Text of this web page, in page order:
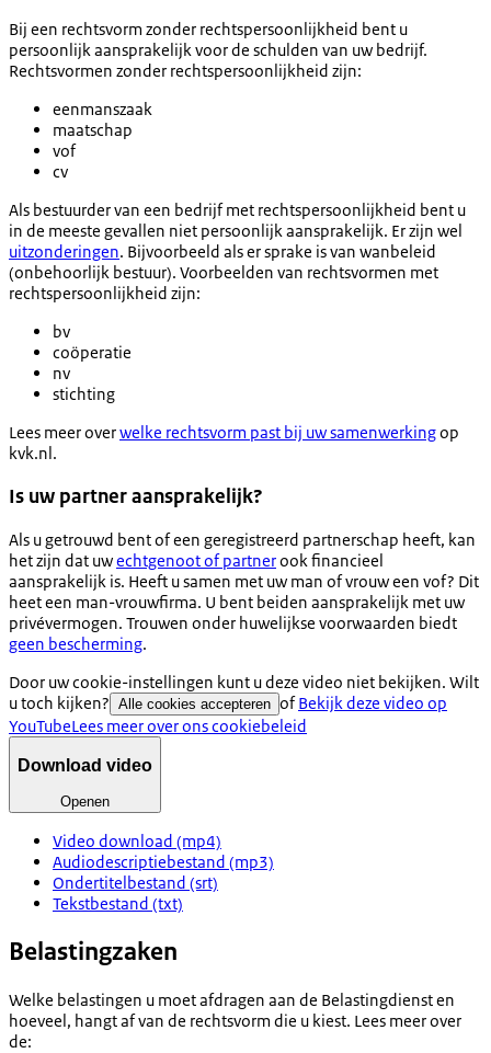
Bij een rechtsvorm zonder rechtspersoonlijkheid bent u
persoonlijk aansprakelijk voor de schulden van uw bedrijf.
Rechtsvormen zonder rechtspersoonlijkheid zijn:
eenmanszaak
maatschap
vof
cv
Als bestuurder van een bedrijf met rechtspersoonlijkheid bent u
in de meeste gevallen niet persoonlijk aansprakelijk. Er zijn wel
uitzonderingen. Bijvoorbeeld als er sprake is van wanbeleid
(onbehoorlijk bestuur). Voorbeelden van rechtsvormen met
rechtspersoonlijkheid zijn:
bv
coöperatie
nv
stichting
Lees meer overwelke rechtsvorm past bij uw samenwerkingop
kvk.nl.
Is uw partner aansprakelijk?
Als u getrouwd bent of een geregistreerd partnerschap heeft, kan
het zijn dat uwechtgenoot of partnerook financieel
aansprakelijk is. Heeft u samen met uw man of vrouw een vof? Dit
heet een man-vrouwfirma. U bent beiden aansprakelijk met uw
privévermogen. Trouwen onder huwelijkse voorwaarden biedt
geen bescherming.
Door uw cookie-instellingen kunt u deze video niet bekijken. Wilt
u toch kijken? Alle cookies accepteren of Bekijk deze video op
YouTubeLees meer over ons cookiebeleid
Download video
Openen
Video download (mp4)
Audiodescriptiebestand (mp3)
Ondertitelbestand (srt)
Tekstbestand (txt)
Belastingzaken
Welke belastingen u moet afdragen aan de Belastingdienst en
hoeveel, hangt af van de rechtsvorm die u kiest. Lees meer over
de: